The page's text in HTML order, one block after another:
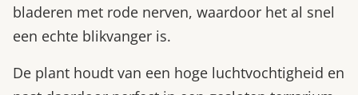
bladeren met rode nerven, waardoor het al snel
een echte blikvanger is.
De plant houdt van een hoge luchtvochtigheid en